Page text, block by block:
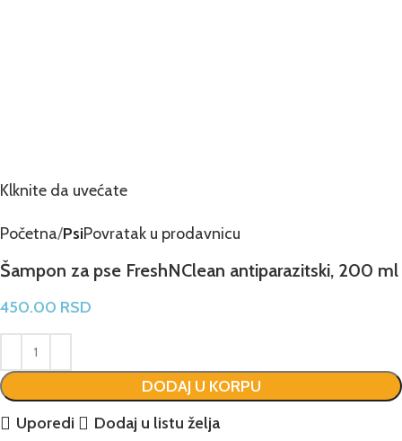
Klknite da uvećate
Početna PsiPovratak u prodavnicu
Šampon za pse FreshNClean antiparazitski, 200 ml
450.00 RSD
DODAJ U KORPU
Uporedi
Dodaj u listu želja